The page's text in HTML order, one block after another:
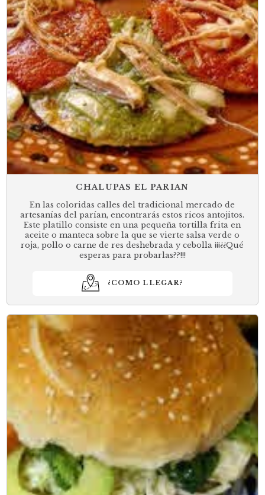
CHALUPAS EL PARIAN
En las coloridas calles del tradicional mercado de
artesanías del parían, encontrarás estos ricos antojitos.
Este platillo consiste en una pequeña tortilla frita en
aceite o manteca sobre la que se vierte salsa verde o
roja, pollo o carne de res deshebrada y cebolla ¡¡¡¿¿Qué
esperas para probarlas??!!!
¿COMO LLEGAR?